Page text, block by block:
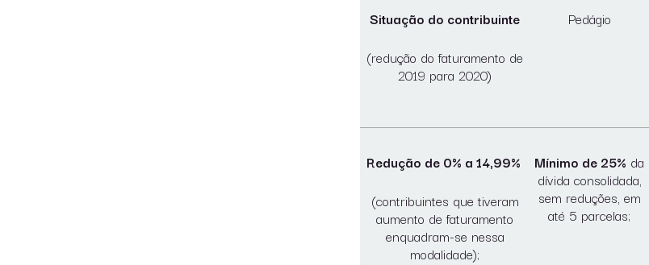
Situação do contribuinte
(redução do faturamento de
2019 para 2020)
Pedágio
Redução de 0% a 14,99%
(contribuintes que tiveram
aumento de faturamento
enquadram-se nessa
modalidade);
Mínimo de 25% da
dívida consolidada,
sem reduções, em
até 5 parcelas;